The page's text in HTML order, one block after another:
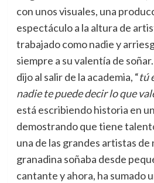
con unos visuales, una
espectáculo a la altura de
trabajado como nadie y
siempre a su valentía de
dijo al salir de la academia, “tú
nadie te puede decir lo que
está escribiendo historia en
demostrando que tiene
una de las grandes artistas de
granadina soñaba desde
cantante y ahora, ha sumado